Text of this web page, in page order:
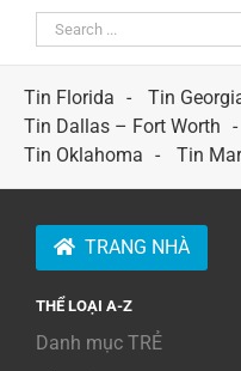
Search
for:
Tin Florida
Tin
Tin Dallas – Fort Worth
Tin Oklahoma
Tin
TRANG NHÀ
THỂ LOẠI A-Z
Danh mục TRẺ